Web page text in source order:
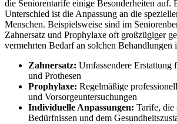
die Seniorentarife einige Besonderheiten auf.
Unterschied ist die Anpassung an die
Menschen. Beispielsweise sind im
Zahnersatz und Prophylaxe oft großzügiger
vermehrten Bedarf an solchen Behandlungen
Zahnersatz: Umfassendere
und Prothesen
Prophylaxe: Regelmäßige
und Vorsorgeuntersuchungen
Individuelle Anpassungen: Tarife, die
Bedürfnissen und dem